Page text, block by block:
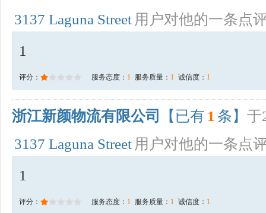
3137 Laguna Street 用户对他的一条点
1
评分： 服务态度： 1 服务质量： 1 诚信度： 1
浙江新颜物流有限公司 【已有 1 条】 于
3137 Laguna Street 用户对他的一条点
1
评分： 服务态度： 1 服务质量： 1 诚信度： 1